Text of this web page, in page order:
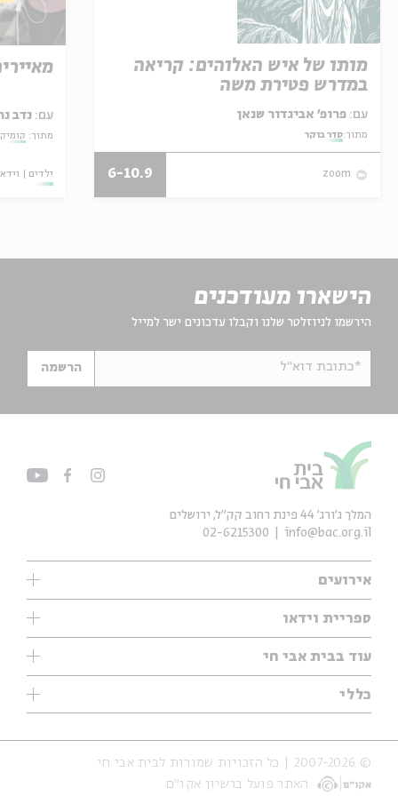
מותו של איש האלוהים: קריאה
במדרש פטירת משה
עם:
מתוך:סדר בוקר
zoom
6-10.9
עם: נדב
מתוך:
ילדים
הישארו מעודכנים
הירשמו לניוזלטר שלנו וקבלו עדכונים ישר למייל
*כתובת דוא"ל הרשמה
אירועים
עיון
אנגלית
נוער
סדרות
אירועי עבר
אירועים בירושלים
ספריית וידאו
ילדים
מוזיקה
עיון
מיוחדים
עוד בבית אבי חי
תערוכות
מיוחדים
כללי
אודות
הצהרת נגישות
תנאי שימוש והצהרת פרטיות
המלך ג'ורג' 44 פינת רחוב קק״ל, ירושלים
info@bac.org.il
02-6215300
© 2007-2026 | כל הזכויות שמורות לבית אבי חי
האתר פועל ברשיון אקו״ם